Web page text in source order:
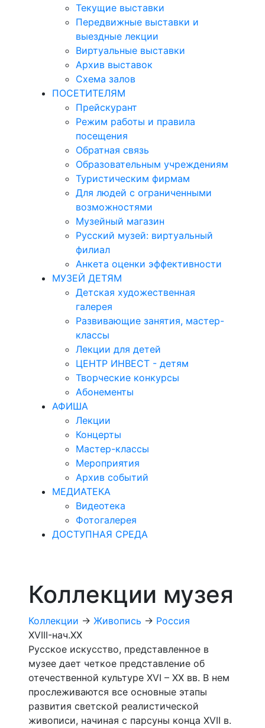
Текущие выставки
Передвижные выставки и
выездные лекции
Виртуальные выставки
Архив выставок
Схема залов
ПОСЕТИТЕЛЯМ
Прейскурант
Режим работы и правила
посещения
Обратная связь
Образовательным учреждениям
Туристическим фирмам
Для людей с ограниченными
возможностями
Музейный магазин
Русский музей: виртуальный
филиал
Анкета оценки эффективности
МУЗЕЙ ДЕТЯМ
Детская художественная
галерея
Развивающие занятия, мастер-
классы
Лекции для детей
ЦЕНТР ИНВЕСТ - детям
Творческие конкурсы
Абонементы
АФИША
Лекции
Концерты
Мастер-классы
Мероприятия
Архив событий
МЕДИАТЕКА
Видеотека
Фотогалерея
ДОСТУПНАЯ СРЕДА
Коллекции музея
Коллекции -> Живопись -> Россия
XVIII-нач.ХХ
Русское искусство, представленное в
музее дает четкое представление об
отечественной культуре XVI – XX вв. В нем
прослеживаются все основные этапы
развития светской реалистической
живописи, начиная с парсуны конца XVII в.